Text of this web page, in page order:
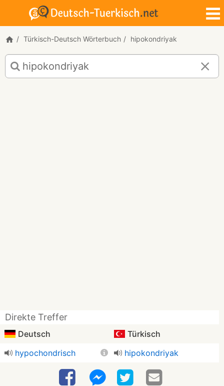
Türkisch-Deutsch Wörterbuch hipokondriyak
Türkisch-
Deutsch
Übersetzung
Direkte Treffer
Deutsch
Türkisch
hypochondrisch
hipokondriyak